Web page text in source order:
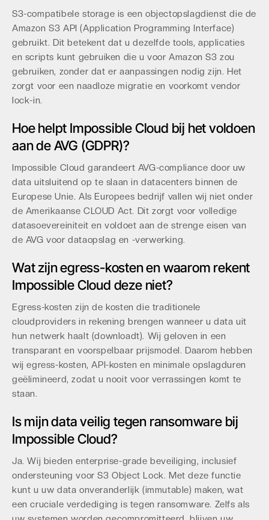
S3-compatibele storage is een objectopslagdienst die de
Amazon S3 API (Application Programming Interface)
gebruikt. Dit betekent dat u dezelfde tools, applicaties
en scripts kunt gebruiken die u voor Amazon S3 zou
gebruiken, zonder dat er aanpassingen nodig zijn. Het
zorgt voor een naadloze migratie en voorkomt vendor
lock-in.
Hoe helpt Impossible Cloud bij het voldoen
aan de AVG (GDPR)?
Impossible Cloud garandeert AVG-compliance door uw
data uitsluitend op te slaan in datacenters binnen de
Europese Unie. Als Europees bedrijf vallen wij niet onder
de Amerikaanse CLOUD Act. Dit zorgt voor volledige
datasoevereiniteit en voldoet aan de strenge eisen van
de AVG voor dataopslag en -verwerking.
Wat zijn egress-kosten en waarom rekent
Impossible Cloud deze niet?
Egress-kosten zijn de kosten die traditionele
cloudproviders in rekening brengen wanneer u data uit
hun netwerk haalt (downloadt). Wij geloven in een
transparant en voorspelbaar prijsmodel. Daarom hebben
wij egress-kosten, API-kosten en minimale opslagduren
geëlimineerd, zodat u nooit voor verrassingen komt te
staan.
Is mijn data veilig tegen ransomware bij
Impossible Cloud?
Ja. Wij bieden enterprise-grade beveiliging, inclusief
ondersteuning voor S3 Object Lock. Met deze functie
kunt u uw data onveranderlijk (immutable) maken, wat
een cruciale verdediging is tegen ransomware. Zelfs als